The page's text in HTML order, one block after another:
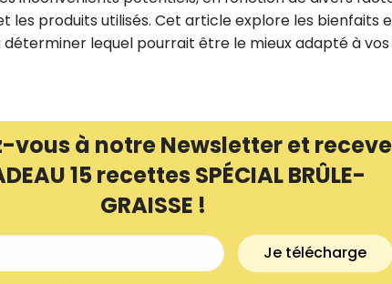
les produits utilisés. Cet article explore les bienfaits
lequel pourrait être le mieux adapté à vos
vous à notre Newsletter et
15 recettes SPÉCIAL BRÛLE-
GRAISSE !
Je télécharge